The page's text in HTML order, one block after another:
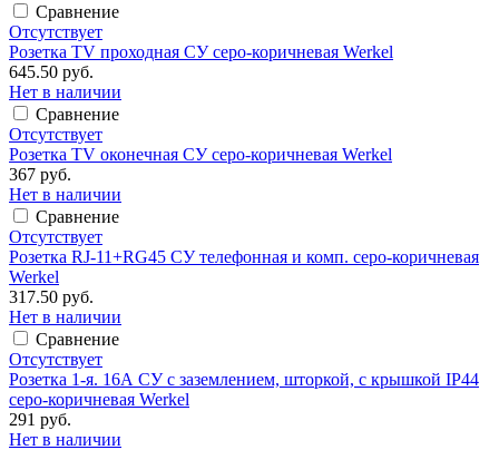
Сравнение
Отсутствует
Розетка TV проходная СУ серо-коричневая Werkel
645.50 руб.
Нет в наличии
Сравнение
Отсутствует
Розетка TV оконечная СУ серо-коричневая Werkel
367 руб.
Нет в наличии
Сравнение
Отсутствует
Розетка RJ-11+RG45 СУ телефонная и комп. серо-коричневая
Werkel
317.50 руб.
Нет в наличии
Сравнение
Отсутствует
Розетка 1-я. 16А СУ с заземлением, шторкой, с крышкой IP44
серо-коричневая Werkel
291 руб.
Нет в наличии